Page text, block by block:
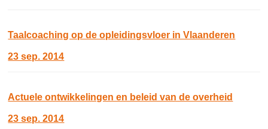
Taalcoaching op de opleidingsvloer in Vlaanderen
23 sep. 2014
Actuele ontwikkelingen en beleid van de overheid
23 sep. 2014